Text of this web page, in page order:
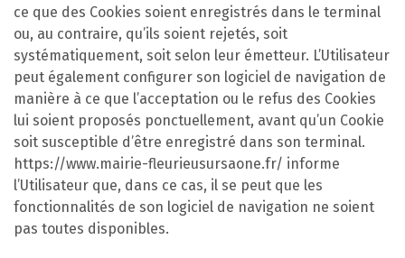
ce que des Cookies soient enregistrés dans le terminal
ou, au contraire, qu’ils soient rejetés, soit
systématiquement, soit selon leur émetteur. L’Utilisateur
peut également configurer son logiciel de navigation de
manière à ce que l’acceptation ou le refus des Cookies
lui soient proposés ponctuellement, avant qu’un Cookie
soit susceptible d’être enregistré dans son terminal.
https://www.mairie-fleurieusursaone.fr/ informe
l’Utilisateur que, dans ce cas, il se peut que les
fonctionnalités de son logiciel de navigation ne soient
pas toutes disponibles.